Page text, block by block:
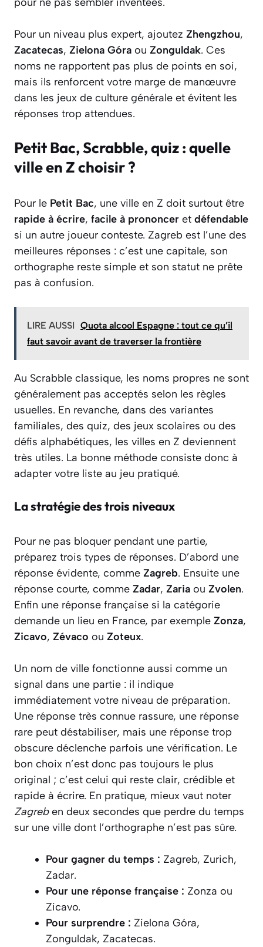
Pour un niveau plus expert, ajoutez Zhengzhou,
Zacatecas, Zielona Góra ou Zonguldak. Ces
noms ne rapportent pas plus de points en soi,
mais ils renforcent votre marge de manœuvre
dans les jeux de culture générale et évitent les
réponses trop attendues.
Petit Bac, Scrabble, quiz : quelle
ville en Z choisir ?
Pour le Petit Bac, une ville en Z doit surtout être
rapide à écrire, facile à prononcer et défendable
si un autre joueur conteste. Zagreb est l’une des
meilleures réponses : c’est une capitale, son
orthographe reste simple et son statut ne prête
pas à confusion.
LIRE AUSSI Quota alcool Espagne : tout ce qu’il
faut savoir avant de traverser la frontière
Au Scrabble classique, les noms propres ne sont
généralement pas acceptés selon les règles
usuelles. En revanche, dans des variantes
familiales, des quiz, des jeux scolaires ou des
défis alphabétiques, les villes en Z deviennent
très utiles. La bonne méthode consiste donc à
adapter votre liste au jeu pratiqué.
La stratégie des trois niveaux
Pour ne pas bloquer pendant une partie,
préparez trois types de réponses. D’abord une
réponse évidente, comme Zagreb. Ensuite une
réponse courte, comme Zadar, Zaria ou Zvolen.
Enfin une réponse française si la catégorie
demande un lieu en France, par exemple Zonza,
Zicavo, Zévaco ou Zoteux.
Un nom de ville fonctionne aussi comme un
signal dans une partie : il indique
immédiatement votre niveau de préparation.
Une réponse très connue rassure, une réponse
rare peut déstabiliser, mais une réponse trop
obscure déclenche parfois une vérification. Le
bon choix n’est donc pas toujours le plus
original ; c’est celui qui reste clair, crédible et
rapide à écrire. En pratique, mieux vaut noter
Zagreben deux secondes que perdre du temps
sur une ville dont l’orthographe n’est pas sûre.
Pour gagner du temps : Zagreb, Zurich,
Zadar.
Pour une réponse française : Zonza ou
Zicavo.
Pour surprendre : Zielona Góra,
Zonguldak, Zacatecas.